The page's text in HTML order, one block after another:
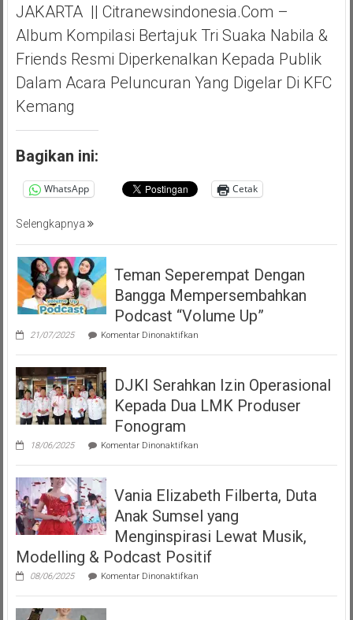
JAKARTA || Citranewsindonesia.com –
Album Kompilasi Bertajuk Tri Suaka Nabila &
Friends Resmi Diperkenalkan Kepada Publik
Dalam Acara Peluncuran Yang Digelar Di KFC
Kemang
Bagikan ini:
WhatsApp Cetak
Selengkapnya
Teman Seperempat Dengan
Bangga Mempersembahkan
Podcast “Volume Up”
21/07/2025 Komentar Dinonaktifkan
Seperempat
Bangga
Mempersembahkan
Podcast
DJKI Serahkan Izin Operasional
Kepada Dua LMK Produser
Fonogram
18/06/2025 Komentar Dinonaktifkan
Serahkan
Operasional
Kepada
Dua
LMK
Produser
Fonogram
Vania Elizabeth Filberta, Duta
Anak Sumsel yang
Menginspirasi Lewat Musik,
Modelling & Podcast Positif
08/06/2025 Komentar Dinonaktifkan
Elizabeth